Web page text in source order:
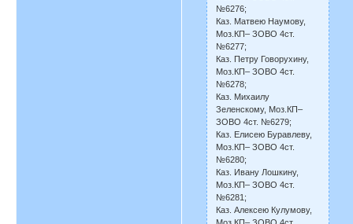
№6276;
Каз. Матвею Наумову,
Моз.КП– ЗОВО 4ст.
№6277;
Каз. Петру Говорухину,
Моз.КП– ЗОВО 4ст.
№6278;
Каз. Михаилу
Зеленскому, Моз.КП–
ЗОВО 4ст. №6279;
Каз. Елисею Буравлеву,
Моз.КП– ЗОВО 4ст.
№6280;
Каз. Ивану Лошкину,
Моз.КП– ЗОВО 4ст.
№6281;
Каз. Алексею Кулумову,